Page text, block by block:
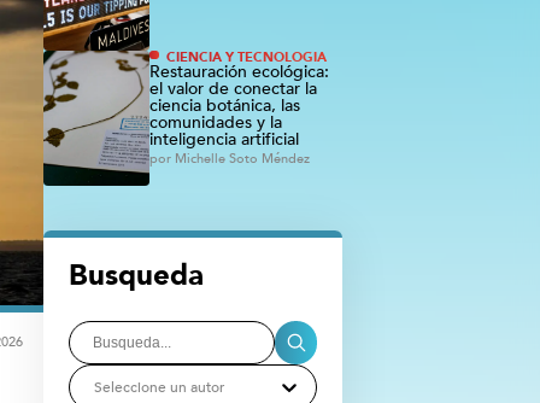
CIENCIA Y TECNOLOGÍA
Restauración ecológica:
el valor de conectar la
ciencia botánica, las
comunidades y la
inteligencia artificial
por Michelle Soto Méndez
Busqueda
Seleccione un autor